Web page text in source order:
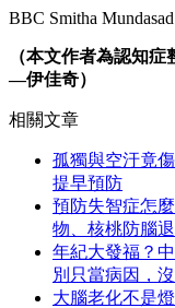
BBC Smitha
（本文作者為認知
—伊佳奇）
相關文章
孤獨與空汙竟
提早預防
預防失智症怎
物、核桃防腦
年紀大發福？
別只當病因，
大腦老化不是